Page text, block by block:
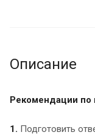
Описание
Рекомендации по
1. Подготовить